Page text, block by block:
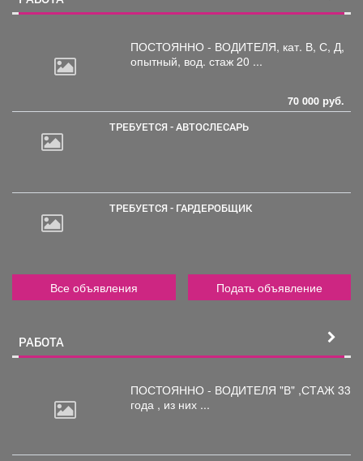
ПОСТОЯННО - ВОДИТЕЛЯ, кат. В, С, Д,
опытный, вод. стаж 20 ...
70 000 руб.
ТРЕБУЕТСЯ - АВТОСЛЕСАРЬ
ТРЕБУЕТСЯ - ГАРДЕРОБЩИК
Все объявления Подать объявление
РАБОТА
ПОСТОЯННО - ВОДИТЕЛЯ "В" ,СТАЖ 33
года , из них ...